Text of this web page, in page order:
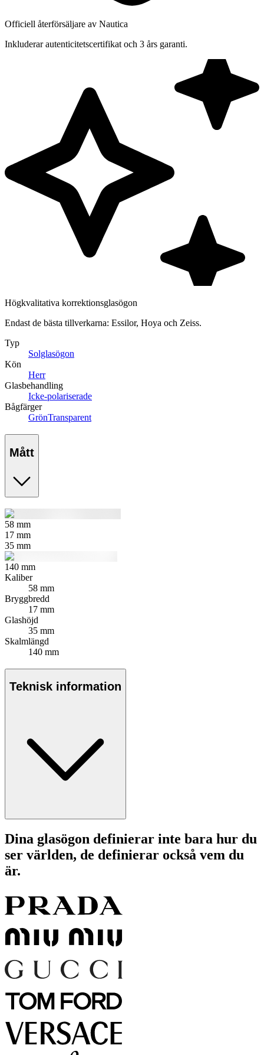
Officiell återförsäljare av Nautica
Inkluderar autenticitetscertifikat och 3 års garanti.
Högkvalitativa korrektionsglasögon
Endast de bästa tillverkarna: Essilor, Hoya och Zeiss.
Typ
Solglasögon
Kön
Herr
Glasbehandling
Icke-polariserade
Bågfärger
GrönTransparent
Mått
58 mm
17 mm
35 mm
140 mm
Kaliber
58 mm
Bryggbredd
17 mm
Glashöjd
35 mm
Skalmlängd
140 mm
Teknisk information
Dina glasögon definierar inte bara hur du
ser världen, de definierar också vem du
är.